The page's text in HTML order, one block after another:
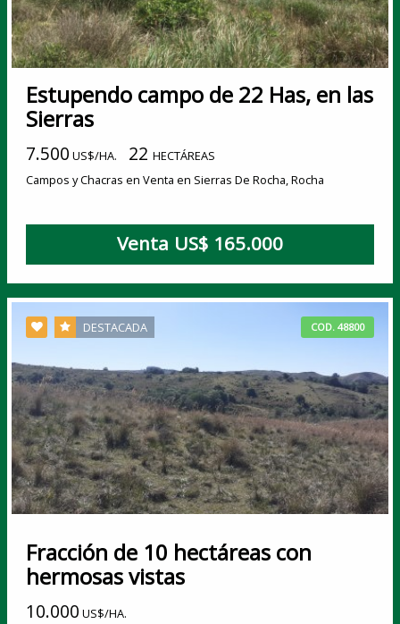
Estupendo campo de 22 Has, en las
Sierras
7.500 US$/HA. 22 HECTÁREAS
Campos y Chacras en Venta en Sierras De Rocha, Rocha
Venta US$ 165.000
DESTACADA COD. 48800
Fracción de 10 hectáreas con
hermosas vistas
10.000 US$/HA.